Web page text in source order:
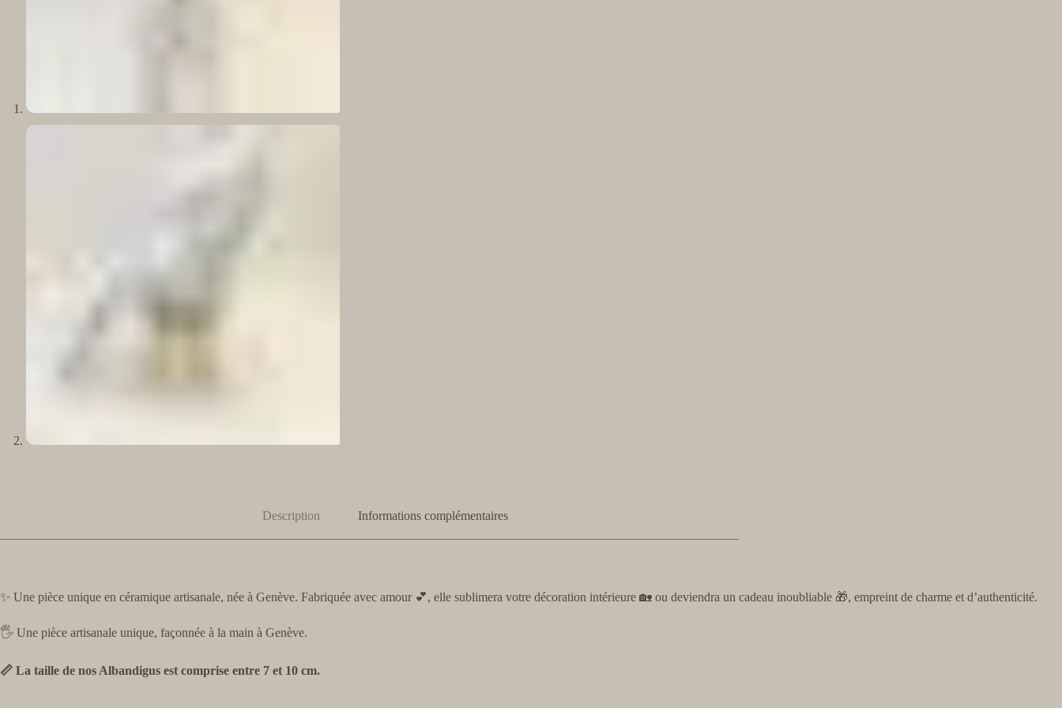
Description Informations complémentaires
✨ Une pièce unique en céramique artisanale, née à Genève. Fabriquée avec amour 💕, elle sublimera votre décoration intérieure 🏡 ou deviendra un cadeau inoubliable 🎁, empreint de charme et d’authenticité.
🖐️ Une pièce artisanale unique, façonnée à la main à Genève.
📏 La taille de nos Albandigus est comprise entre 7 et 10 cm.